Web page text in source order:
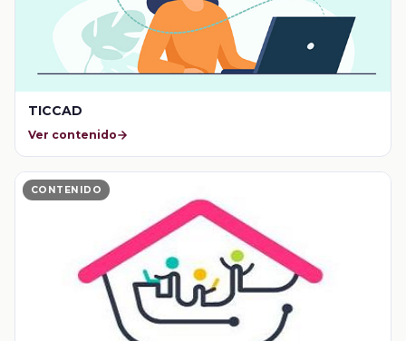
TICCAD
Ver contenido
CONTENIDO